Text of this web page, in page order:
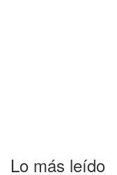
Lo más leído